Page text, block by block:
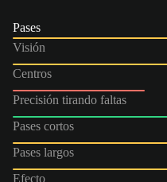
Pases
Visión
Centros
Precisión tirando faltas
Pases cortos
Pases largos
Efecto